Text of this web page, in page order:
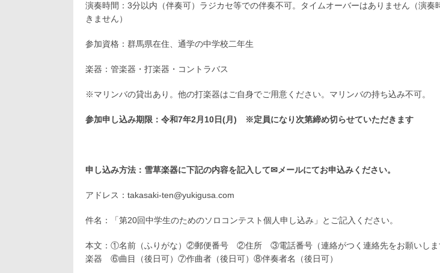
演奏時間：3分以内（伴奏可）ラジカセ等での伴奏不可。タイムオーバーはありません（演奏
きません）
参加資格：群馬県在住、通学の中学校二
楽器：管楽器・打楽器・コントラバス
※マリンバの貸出あり。他の打楽器はご自身でご用意ください。マリンバの持ち込み不可。
参加申し込み期限：令和7年2月10日(月) ※定員になり次第締め切らせていただきます
申し込み方法：雪草楽器に下記の内容を記入して✉メールにてお申込みください。
アドレス：takasaki-ten@yukigusa.com
件名：「第20回中学生のためのソロコンテスト個人申し込み」とご記入ください。
本文：①名前（ふりがな）②郵便番号 ②住所 ③電話番号（連絡がつく連絡先をお願い
楽器 ⑥曲目（後日可）⑦作曲者（後日可）⑧伴奏者名（後日可）